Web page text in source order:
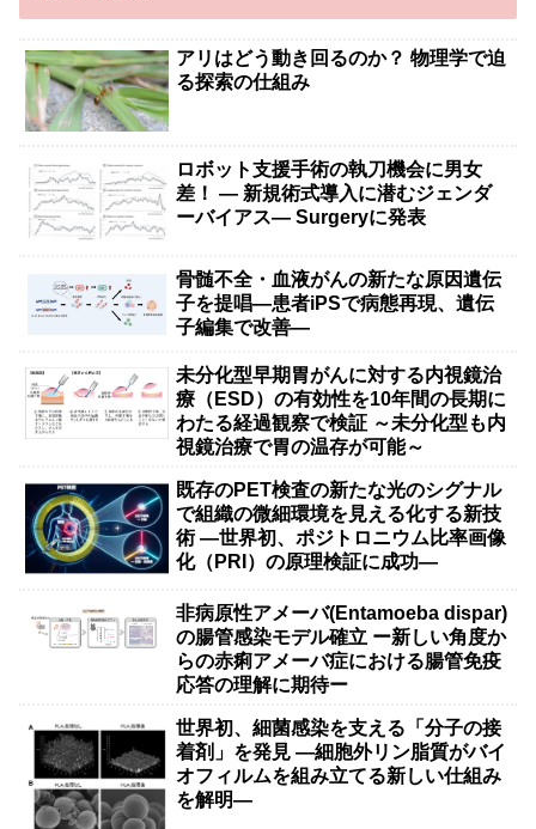
アリはどう動き回るのか？ 物理学で迫
る探索の仕組み
ロボット支援手術の執刀機会に男女
差！ — 新規術式導入に潜むジェンダ
ーバイアス— Surgeryに発表
骨髄不全・血液がんの新たな原因遺伝
子を提唱―患者iPSで病態再現、遺伝
子編集で改善―
未分化型早期胃がんに対する内視鏡治
療（ESD）の有効性を10年間の長期に
わたる経過観察で検証 ～未分化型も内
視鏡治療で胃の温存が可能～
既存のPET検査の新たな光のシグナル
で組織の微細環境を見える化する新技
術 ―世界初、ポジトロニウム比率画像
化（PRI）の原理検証に成功―
非病原性アメーバ(Entamoeba dispar)
の腸管感染モデル確立 ー新しい角度か
らの赤痢アメーバ症における腸管免疫
応答の理解に期待ー
世界初、細菌感染を支える「分子の接
着剤」を発見 ―細胞外リン脂質がバイ
オフィルムを組み立てる新しい仕組み
を解明―